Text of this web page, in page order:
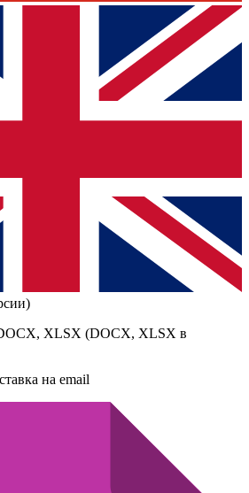
XLSX (DOCX, XLSX в
на email